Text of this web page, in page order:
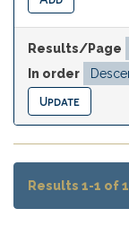
Results/Page
In order
Results 1-1 of